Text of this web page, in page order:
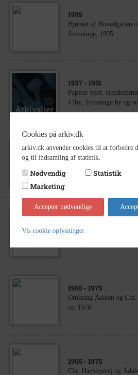
1995
Hjørnet af Hovedgaden
Svinninge, 1995
1937 - 1951
Papirer vedr.
17by, Svinninge by og
1958- 1960
1940- 1960
Viggo Hansens gård, Chr.
1965 - 1975
Omkring Ådalen og Chr.
ca. 1970.
1965 - 1975
Chr. Hansensvej og
Cookies på arkiv.dk
arkiv.dk anvender cookies til at forbedre
og til indsamling af statistik.
Nødvendig
Statistik
Marketing
Accepter nødvendige
Vis cookie oplysninger